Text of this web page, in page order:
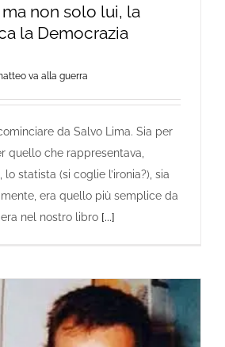
non solo lui, la
la Democrazia
va alla guerra
da Salvo Lima. Sia per
quello che rappresentava,
lo statista (si coglie l’ironia?), sia
era quello più semplice da
nel nostro libro [...]